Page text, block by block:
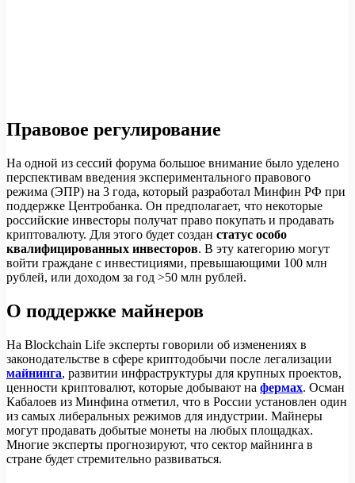
Правовое регулирование
На одной из сессий форума большое внимание было уделено
перспективам введения экспериментального правового
режима (ЭПР) на 3 года, который разработал Минфин РФ при
поддержке Центробанка. Он предполагает, что некоторые
российские инвесторы получат право покупать и продавать
криптовалюту. Для этого будет создан статус особо
квалифицированных инвесторов. В эту категорию могут
войти граждане с инвестициями, превышающими 100 млн
рублей, или доходом за год >50 млн рублей.
О поддержке майнеров
На Blockchain Life эксперты говорили об изменениях в
законодательстве в сфере криптодобычи после легализации
майнинга, развитии инфраструктуры для крупных проектов,
ценности криптовалют, которые добывают на фермах. Осман
Кабалоев из Минфина отметил, что в России установлен один
из самых либеральных режимов для индустрии. Майнеры
могут продавать добытые монеты на любых площадках.
Многие эксперты прогнозируют, что сектор майнинга в
стране будет стремительно развиваться.